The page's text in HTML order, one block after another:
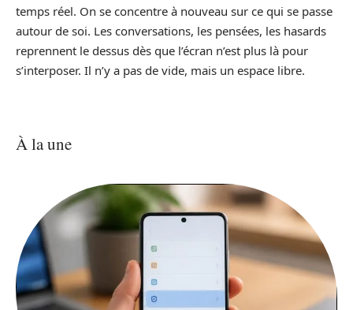
temps réel. On se concentre à nouveau sur ce qui se passe
autour de soi. Les conversations, les pensées, les hasards
reprennent le dessus dès que l’écran n’est plus là pour
s’interposer. Il n’y a pas de vide, mais un espace libre.
À la une